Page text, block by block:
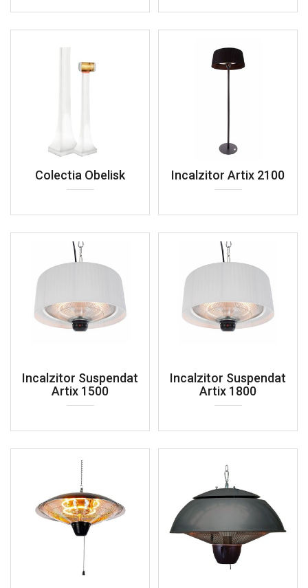
Colectia Obelisk Incalzitor Artix 2100
Incalzitor Suspendat
Artix 1500
Incalzitor Suspendat
Artix 1800